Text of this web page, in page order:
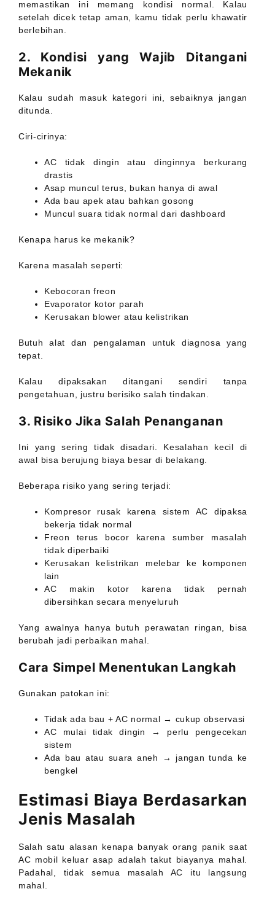
memastikan ini memang kondisi normal. Kalau
setelah dicek tetap aman, kamu tidak perlu khawatir
berlebihan.
2. Kondisi yang Wajib Ditangani
Mekanik
Kalau sudah masuk kategori ini, sebaiknya jangan
ditunda.
Ciri-cirinya:
AC tidak dingin atau dinginnya berkurang
drastis
Asap muncul terus, bukan hanya di awal
Ada bau apek atau bahkan gosong
Muncul suara tidak normal dari dashboard
Kenapa harus ke mekanik?
Karena masalah seperti:
Kebocoran freon
Evaporator kotor parah
Kerusakan blower atau kelistrikan
Butuh alat dan pengalaman untuk diagnosa yang
tepat.
Kalau dipaksakan ditangani sendiri tanpa
pengetahuan, justru berisiko salah tindakan.
3. Risiko Jika Salah Penanganan
Ini yang sering tidak disadari. Kesalahan kecil di
awal bisa berujung biaya besar di belakang.
Beberapa risiko yang sering terjadi:
Kompresor rusak karena sistem AC dipaksa
bekerja tidak normal
Freon terus bocor karena sumber masalah
tidak diperbaiki
Kerusakan kelistrikan melebar ke komponen
lain
AC makin kotor karena tidak pernah
dibersihkan secara menyeluruh
Yang awalnya hanya butuh perawatan ringan, bisa
berubah jadi perbaikan mahal.
Cara Simpel Menentukan Langkah
Gunakan patokan ini:
Tidak ada bau + AC normal → cukup observasi
AC mulai tidak dingin → perlu pengecekan
sistem
Ada bau atau suara aneh → jangan tunda ke
bengkel
Estimasi Biaya Berdasarkan
Jenis Masalah
Salah satu alasan kenapa banyak orang panik saat
AC mobil keluar asap adalah takut biayanya mahal.
Padahal, tidak semua masalah AC itu langsung
mahal.